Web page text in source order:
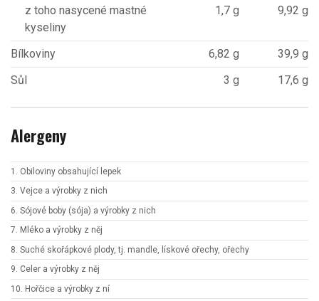
z toho nasycené mastné
kyseliny
1,7 g
9,92 g
Bílkoviny 6,82 g
39,9 g
Sůl
3 g 17,6 g
Alergeny
1. Obiloviny obsahující lepek
3. Vejce a výrobky z nich
6. Sójové boby (sója) a výrobky z nich
7. Mléko a výrobky z něj
8. Suché skořápkové plody, tj. mandle, lískové ořechy, ořechy
9. Celer a výrobky z něj
10. Hořčice a výrobky z ní